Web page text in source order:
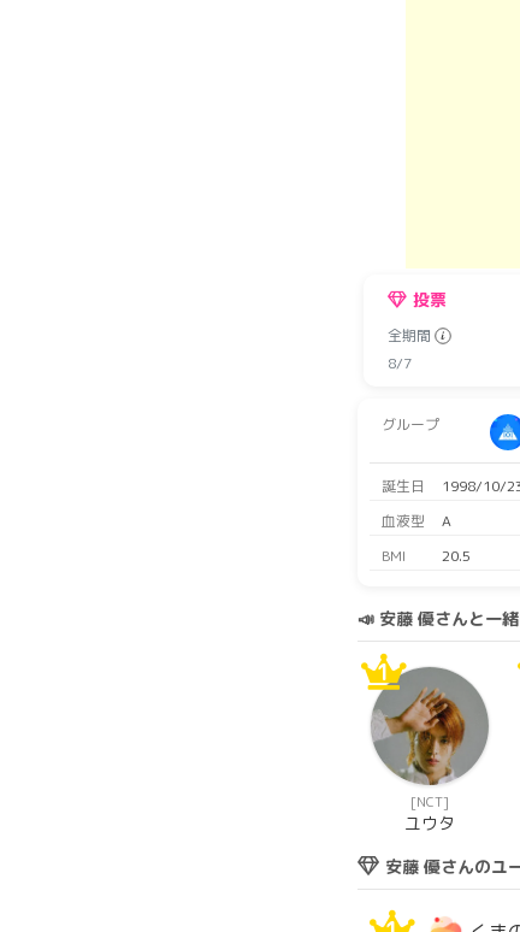
投票
全期間
8/7
グループ
誕生日 1998/10/
血液型
A
BMI
20.5
📣 安藤 優さんと一
1
[NCT]
ユウタ
安藤 優さんのユ